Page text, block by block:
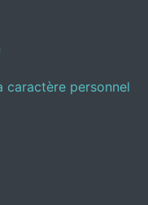
caractère personnel